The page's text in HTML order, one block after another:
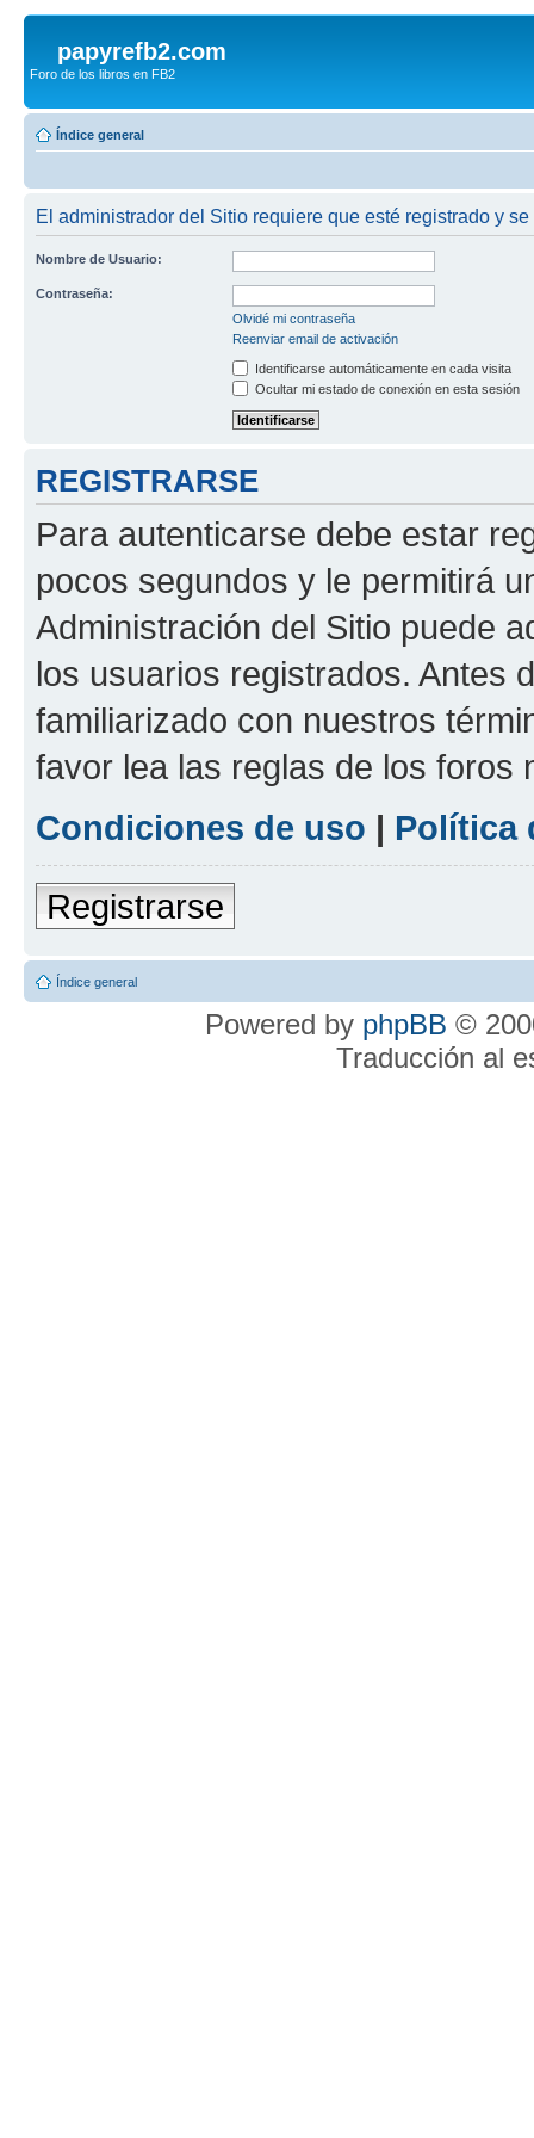
papyrefb2.com
Foro de los libros en FB2
Índice general
El administrador del Sitio requiere que esté registrado y
Nombre de Usuario:
Contraseña:
Olvidé mi contraseña
Reenviar email de activación
Identificarse automáticamente en cada visita
Ocultar mi estado de conexión en esta sesión
REGISTRARSE
Para autenticarse debe estar
pocos segundos y le permitirá
Administración del Sitio puede
los usuarios registrados. Antes
familiarizado con nuestros
favor lea las reglas de los foros
Condiciones de uso | Política
Registrarse
Índice general
Powered by phpBB ©
Traducción al